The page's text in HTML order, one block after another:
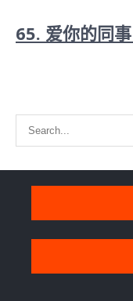
65. 爱你的同